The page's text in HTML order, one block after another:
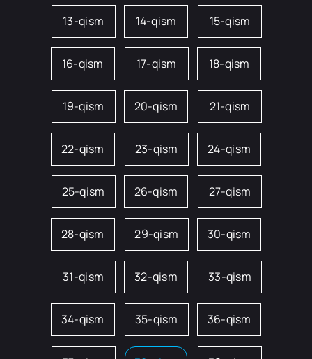
13-qism 14-qism 15-qism
16-qism 17-qism 18-qism
19-qism 20-qism 21-qism
22-qism 23-qism 24-qism
25-qism 26-qism 27-qism
28-qism 29-qism 30-qism
31-qism 32-qism 33-qism
34-qism 35-qism 36-qism